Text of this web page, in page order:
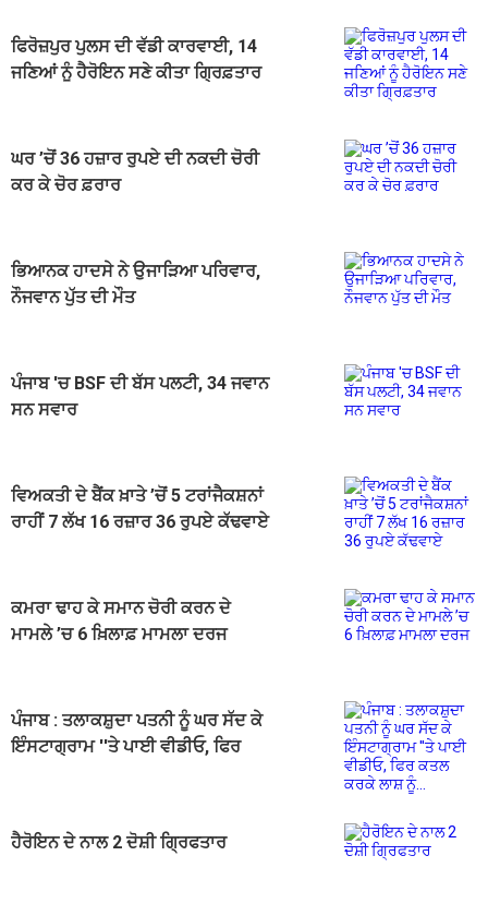
ਫਿਰੋਜ਼ਪੁਰ ਪੁਲਸ ਦੀ ਵੱਡੀ ਕਾਰਵਾਈ, 14
ਜਣਿਆਂ ਨੂੰ ਹੈਰੋਇਨ ਸਣੇ ਕੀਤਾ ਗ੍ਰਿਫ਼ਤਾਰ
ਘਰ ’ਚੋਂ 36 ਹਜ਼ਾਰ ਰੁਪਏ ਦੀ ਨਕਦੀ ਚੋਰੀ
ਕਰ ਕੇ ਚੋਰ ਫ਼ਰਾਰ
ਭਿਆਨਕ ਹਾਦਸੇ ਨੇ ਉਜਾੜਿਆ ਪਰਿਵਾਰ,
ਨੌਜਵਾਨ ਪੁੱਤ ਦੀ ਮੌਤ
ਪੰਜਾਬ 'ਚ BSF ਦੀ ਬੱਸ ਪਲਟੀ, 34 ਜਵਾਨ
ਸਨ ਸਵਾਰ
ਵਿਅਕਤੀ ਦੇ ਬੈਂਕ ਖ਼ਾਤੇ ’ਚੋਂ 5 ਟਰਾਂਜੈਕਸ਼ਨਾਂ
ਰਾਹੀਂ 7 ਲੱਖ 16 ਰਜ਼ਾਰ 36 ਰੁਪਏ ਕੱਢਵਾਏ
ਕਮਰਾ ਢਾਹ ਕੇ ਸਮਾਨ ਚੋਰੀ ਕਰਨ ਦੇ
ਮਾਮਲੇ ’ਚ 6 ਖ਼ਿਲਾਫ਼ ਮਾਮਲਾ ਦਰਜ
ਪੰਜਾਬ : ਤਲਾਕਸ਼ੁਦਾ ਪਤਨੀ ਨੂੰ ਘਰ ਸੱਦ ਕੇ
ਇੰਸਟਾਗ੍ਰਾਮ ''ਤੇ ਪਾਈ ਵੀਡੀਓ, ਫਿਰ
ਹੈਰੋਇਨ ਦੇ ਨਾਲ 2 ਦੋਸ਼ੀ ਗ੍ਰਿਫਤਾਰ